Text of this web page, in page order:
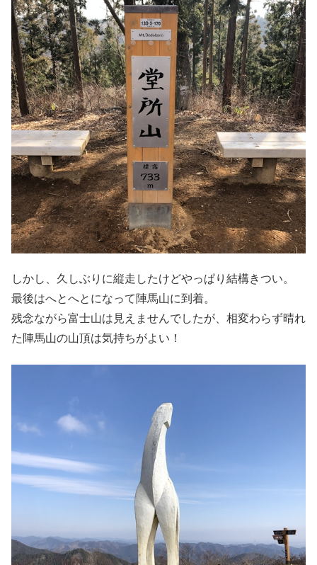
しかし、久しぶりに縦走したけどやっぱり結構きつい。
最後はへとへとになって陣馬山に到着。
残念ながら富士山は見えませんでしたが、相変わらず晴れ
た陣馬山の山頂は気持ちがよい！